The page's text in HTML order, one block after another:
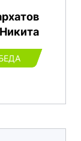
Никита